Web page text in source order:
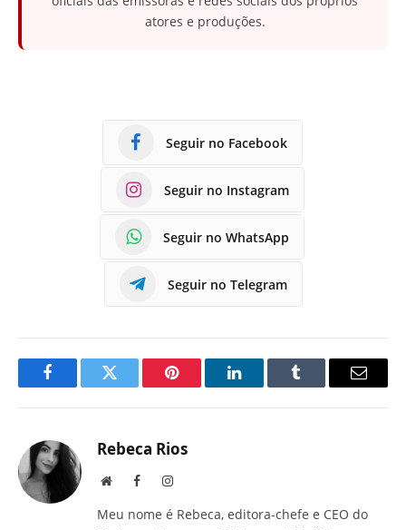
atores e produções.
Seguir no Facebook
Seguir no Instagram
Seguir no WhatsApp
Seguir no Telegram
FacebookTwitter Pinterest LinkedInTumblr
E-
Rebeca Rios
Site FacebookInstagram
Meu nome é Rebeca, editora-chefe e CEO do